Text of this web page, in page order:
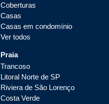
Coberturas
Casas
Casas em condomínio
Ver todos
Praia
Trancoso
Litoral Norte de SP
Riviera de São Lorenço
Costa Verde